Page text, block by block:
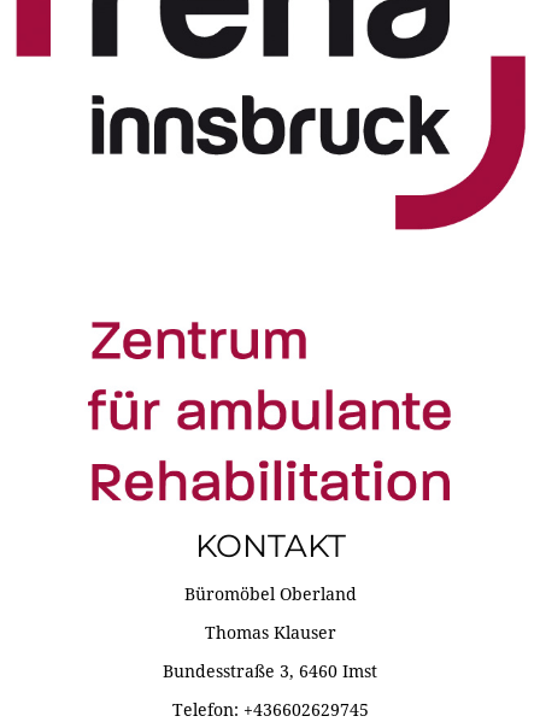
KONTAKT
Büromöbel Oberland
Thomas Klauser
Bundesstraße 3, 6460 Imst
Telefon: +436602629745